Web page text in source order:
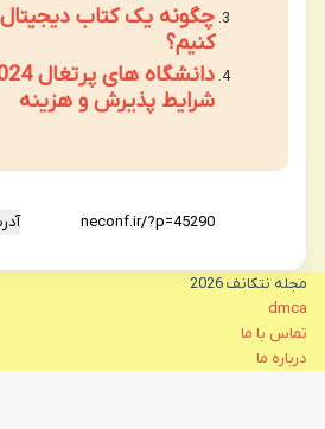
چگونه یک کتاب
کنیم؟
شرایط پذیرش و هزینه
مجله نتکانف 2026
dmca
تماس با ما
درباره ما